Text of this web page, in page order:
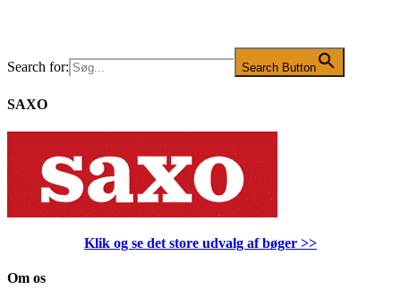
Search for: Search Button
SAXO
Klik og se det store udvalg af bøger >>
Om os